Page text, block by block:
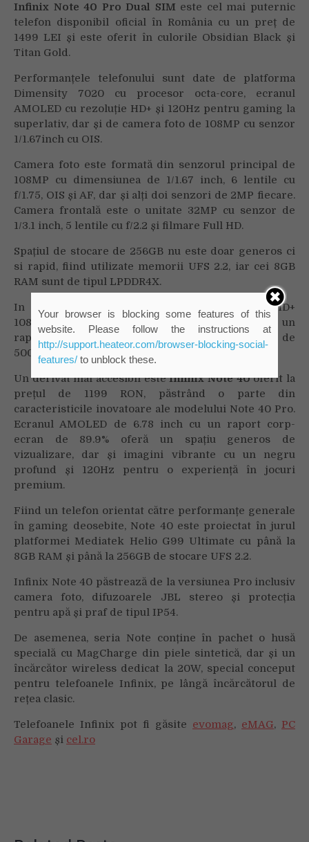
Infinix Note 40 Pro Dual SIM este cel mai puternic
telefon disponibil oficial în România cu un preț de
1499 LEI și este oferit în culorile Obsidian Black și
Titan Gold.
Performanțele telefonului sunt date de platforma
Dimensity 7020 cu procesor octa-core, ecranul
AMOLED cu rezoluție HD+ și 120Hz pentru gaming la
superlativ, dar și de camera foto de 108MP cu senzor
1/1.67inch cu OIS.
Camera foto este formată din senzorul principal de
108MP cu dimensiunea de 1/1.67 inch, 6 lentile cu
f/1.75, OIS și AF, dar și alți doi senzori de 2MP fiecare.
Camera frontală este o unitate 32MP cu senzor de
1/3.1 inch, 5 lentile cu f/2.2 și filmare Full HD.
Spațiul de stocare de 256GB nu este doar generos ci
si rapid, fiind utilizate memorii UFS 2.2, iar cei 8GB
RAM sunt de tipul LPDDR4X.
In plus, AMOLED de 6.78 inch și rezoluție FHD+
1080×2436 oferă imagini clare și vibrante, cu un
raport ecran-corp de 89.8% și o luminozitate de
500nit standard și 1300nits peak.
Un derivat mai accesibil esteInfinix Note 40oferit la
prețul de 1199 RON, păstrând o parte din
caracteristicile inovatoare ale modelului Note 40 Pro.
Ecranul AMOLED de 6.78 inch cu un raport corp-
ecran de 89.9% oferă un spațiu generos de
vizualizare, dar și imagini vibrante cu un negru
profund și 120Hz pentru o experiență în jocuri
premium.
Fiind un telefon orientat către performanțe generale
în gaming deosebite, Note 40 este proiectat în jurul
platformei Mediatek Helio G99 Ultimate cu până la
8GB RAM și până la 256GB de stocare UFS 2.2.
Infinix Note 40 păstrează de la versiunea Pro inclusiv
camera foto, difuzoarele JBL stereo și protecția
pentru apă și praf de tipul IP54.
De asemenea, seria Note conține în pachet o husă
specială cu MagCharge din piele sintetică, dar și un
încărcător wireless dedicat la 20W, special conceput
pentru telefoanele Infinix, pe lângă încărcătorul de
rețea clasic.
Telefoanele Infinix pot fi găsite evomag, eMAG, PC
Garage și cel.ro
Your browser is blocking some features of this
website. Please follow the instructions at
http://support.heateor.com/browser-blocking-social-
features/to unblock these.